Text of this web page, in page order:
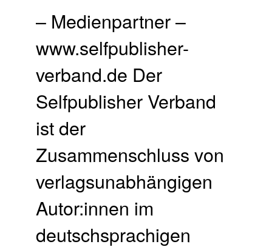
– Medienpartner –
www.selfpublisher-
verband.de Der
Selfpublisher Verband
ist der
Zusammenschluss von
verlagsunabhängigen
Autor:innen im
deutschsprachigen